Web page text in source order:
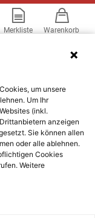
Merkliste Warenkorb
um unsere
Um Ihr
(inkl.
anzeigen
Sie können allen
oder alle ablehnen.
Cookies
Weitere